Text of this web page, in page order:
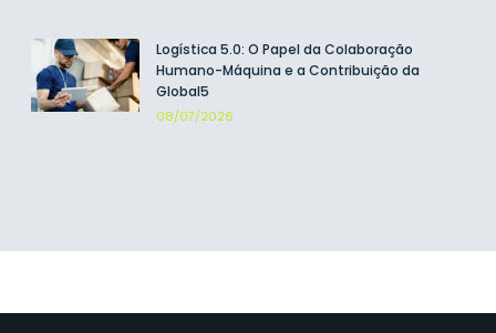
Logística 5.0: O Papel da Colaboração
Humano-Máquina e a Contribuição da
Global5
08/07/2026